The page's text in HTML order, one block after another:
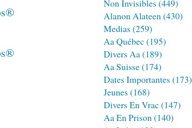
Non Invisibles (449)
Alanon Alateen(430)
Medias (259)
Aa Québec (195)
Divers Aa(189)
Aa Suisse(174)
Dates Importantes (173)
Jeunes (168)
Divers En Vrac (147)
Aa En Prison(140)